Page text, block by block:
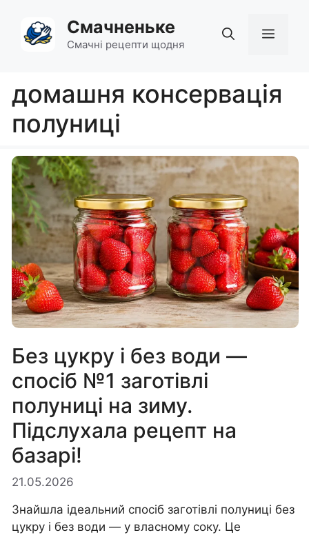
вмісту
Смачненьке
Смачні рецепти щодня
домашня консервація
полуниці
Без цукру і без води —
спосіб №1 заготівлі
полуниці на зиму.
Підслухала рецепт на
базарі!
21.05.2026
Знайшла ідеальний спосіб заготівлі полуниці без
цукру і без води — у власному соку. Це